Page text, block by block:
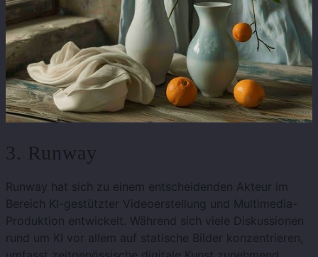
3. Runway
Runway hat sich zu einem entscheidenden Akteur im
Bereich KI-gestützter Videoerstellung und Multimedia-
Produktion entwickelt. Während sich viele Diskussionen
rund um KI vor allem auf statische Bilder konzentrieren,